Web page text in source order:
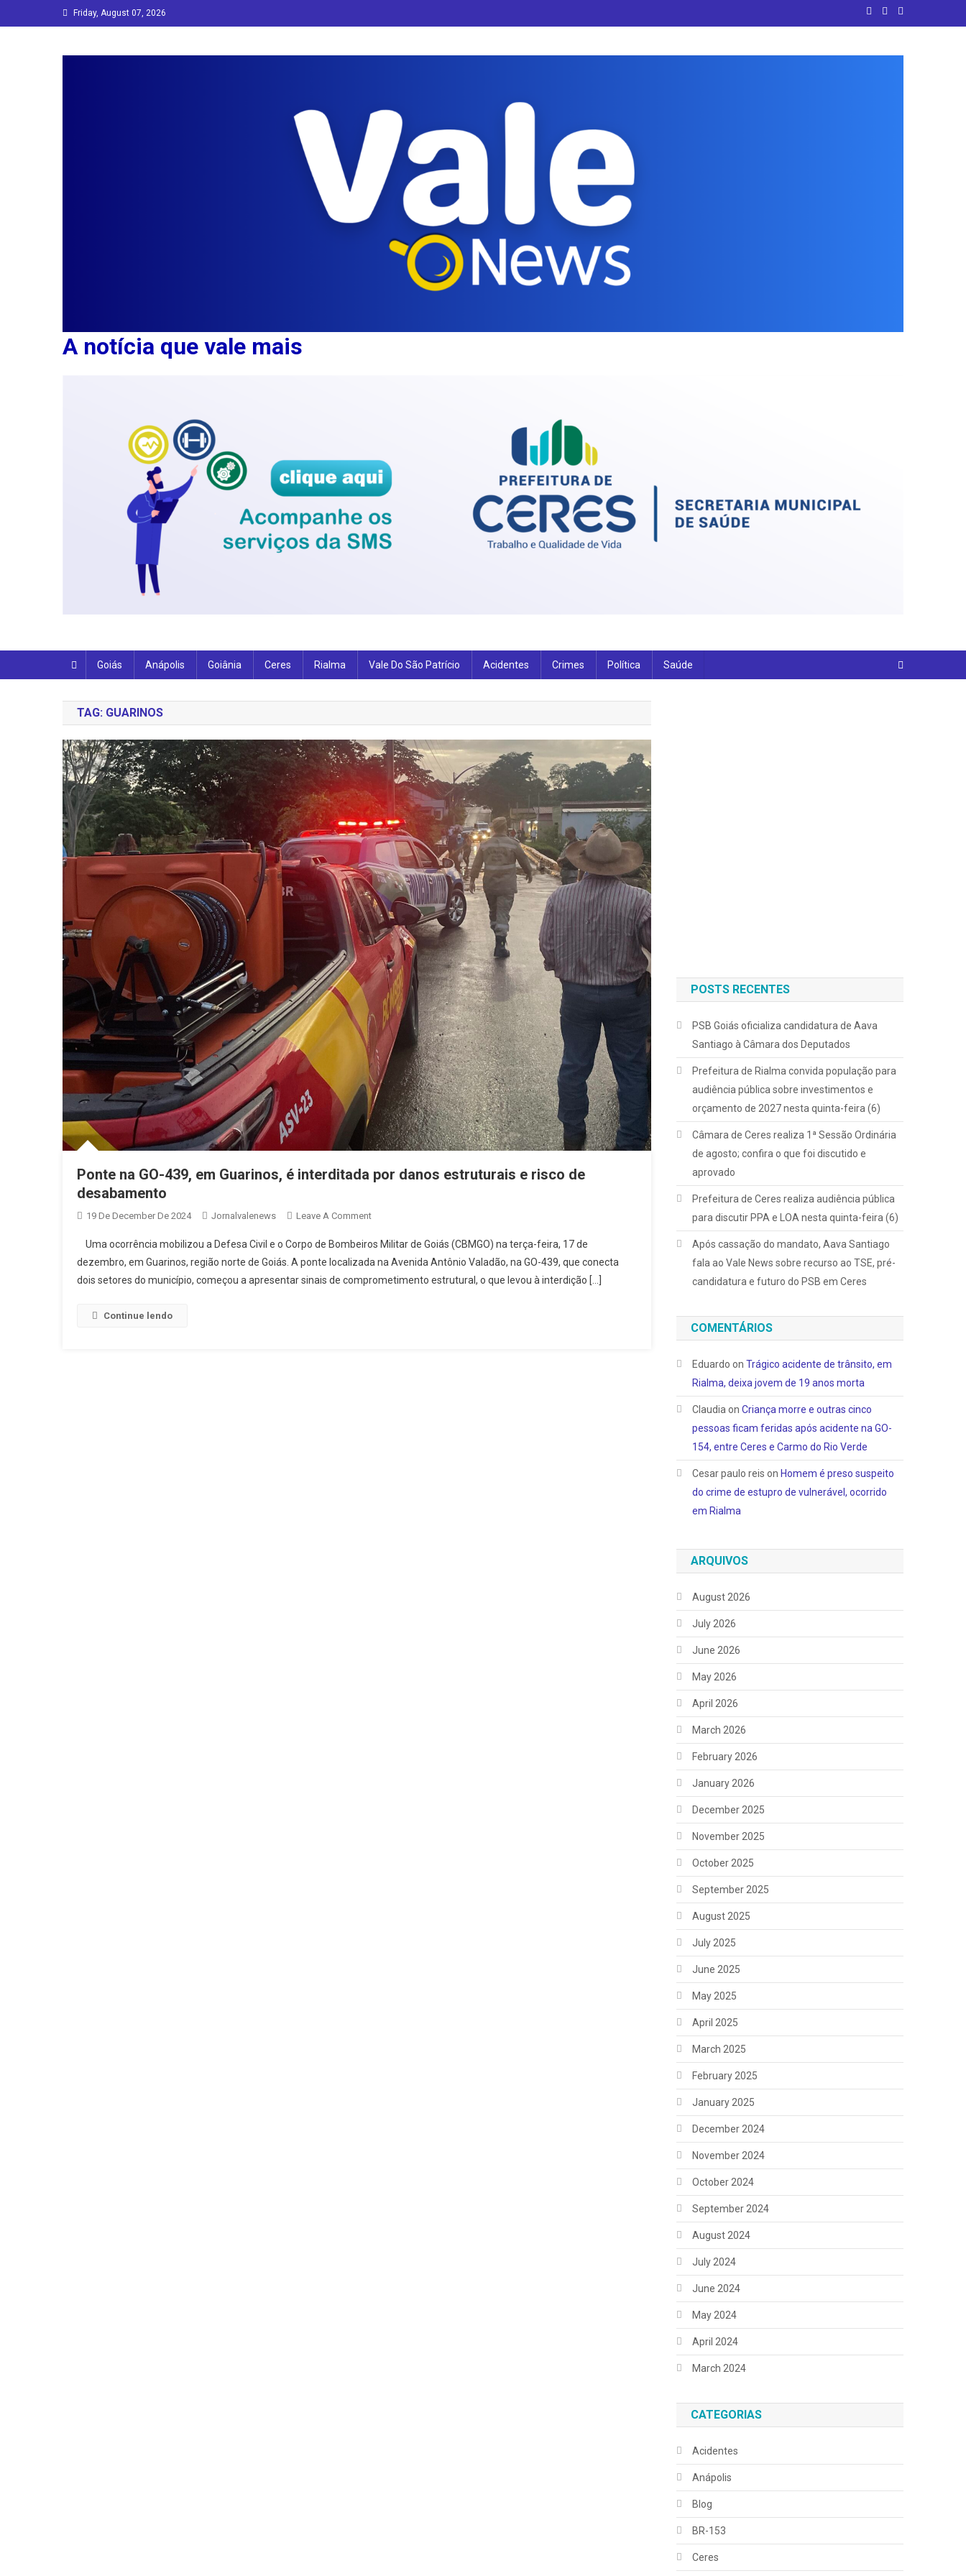
to
Friday, August 07, 2026
A notícia que vale mais
Goiás Anápolis Goiânia Ceres Rialma Vale Do São Patrício Acidentes Crimes Política Saúde
TAG: GUARINOS
Ponte na GO-439, em Guarinos, é interditada por danos estruturais e risco de
desabamento
19 De December De 2024 Jornalvalenews Leave A CommentOn
Na
GO-
439,
Uma ocorrência mobilizou a Defesa Civil e o Corpo de Bombeiros Militar de Goiás (CBMGO) na terça-feira, 17 de
dezembro, em Guarinos, região norte de Goiás. A ponte localizada na Avenida Antônio Valadão, na GO-439, que conecta
dois setores do município, começou a apresentar sinais de comprometimento estrutural, o que levou à interdição […]
Continue lendo
POSTS RECENTES
PSB Goiás oficializa candidatura de Aava
Santiago à Câmara dos Deputados
Prefeitura de Rialma convida população para
audiência pública sobre investimentos e
orçamento de 2027 nesta quinta-feira (6)
Câmara de Ceres realiza 1ª Sessão Ordinária
de agosto; confira o que foi discutido e
aprovado
Prefeitura de Ceres realiza audiência pública
para discutir PPA e LOA nesta quinta-feira (6)
Após cassação do mandato, Aava Santiago
fala ao Vale News sobre recurso ao TSE, pré-
candidatura e futuro do PSB em Ceres
COMENTÁRIOS
Eduardo onTrágico acidente de trânsito, em
Rialma, deixa jovem de 19 anos morta
ClaudiaonCriança morre e outras cinco
pessoas ficam feridas após acidente na GO-
154, entre Ceres e Carmo do Rio Verde
Cesar paulo reis on Homem é preso suspeito
do crime de estupro de vulnerável, ocorrido
em Rialma
ARQUIVOS
August 2026
July 2026
June 2026
May 2026
April 2026
March 2026
February 2026
January 2026
December 2025
November 2025
October 2025
September 2025
August 2025
July 2025
June 2025
May 2025
April 2025
March 2025
February 2025
January 2025
December 2024
November 2024
October 2024
September 2024
August 2024
July 2024
June 2024
May 2024
April 2024
March 2024
CATEGORIAS
Acidentes
Anápolis
Blog
BR-153
Ceres